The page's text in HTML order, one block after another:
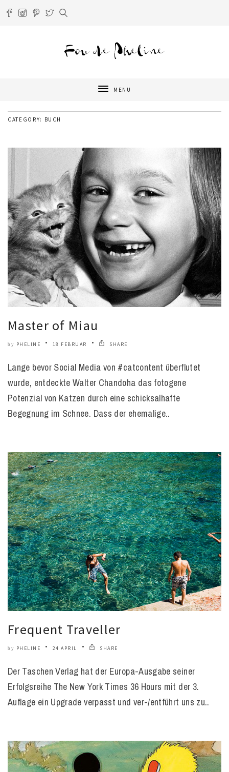
MENU
CATEGORY: BUCH
Master of Miau
by PHELINE 18 FEBRUAR SHARE
Lange bevor Social Media von #catcontent überflutet
wurde, entdeckte Walter Chandoha das fotogene
Potenzial von Katzen durch eine schicksalhafte
Begegnung im Schnee. Dass der ehemalige..
Frequent Traveller
by PHELINE 24 APRIL SHARE
Der Taschen Verlag hat der Europa-Ausgabe seiner
Erfolgsreihe The New York Times 36 Hours mit der 3.
Auflage ein Upgrade verpasst und ver-/entführt uns zu..